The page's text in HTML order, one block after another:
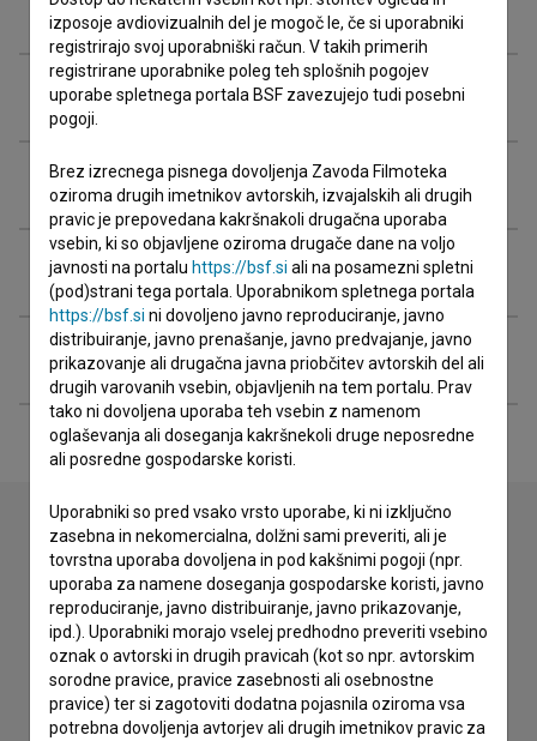
Ekipa
Organizacije
Nagrade in nominacije
Projekcije
Razširjeni podatki
Stik z uredništvom
Spoštovani, s pomočjo spodnjega obrazca lahko stopite v
stik z uredništvom Baze slovenskih filmov. Veseli bomo vaših
odzivov.
imam vprašanje
izposoje avdiovizualnih del je mogoč le, če si uporabniki
registrirajo svoj uporabniški račun. V takih primerih
registrirane uporabnike poleg teh splošnih pogojev
uporabe spletnega portala BSF zavezujejo tudi posebni
pogoji.
Brez izrecnega pisnega dovoljenja Zavoda Filmoteka
oziroma drugih imetnikov avtorskih, izvajalskih ali drugih
pravic je prepovedana kakršnakoli drugačna uporaba
vsebin, ki so objavljene oziroma drugače dane na voljo
javnosti na portalu https://bsf.si ali na posamezni spletni
(pod)strani tega portala. Uporabnikom spletnega portala
https://bsf.si ni dovoljeno javno reproduciranje, javno
distribuiranje, javno prenašanje, javno predvajanje, javno
prikazovanje ali drugačna javna priobčitev avtorskih del ali
drugih varovanih vsebin, objavljenih na tem portalu. Prav
tako ni dovoljena uporaba teh vsebin z namenom
oglaševanja ali doseganja kakršnekoli druge neposredne
ali posredne gospodarske koristi.
Uporabniki so pred vsako vrsto uporabe, ki ni izključno
zasebna in nekomercialna, dolžni sami preveriti, ali je
tovrstna uporaba dovoljena in pod kakšnimi pogoji (npr.
uporaba za namene doseganja gospodarske koristi, javno
reproduciranje, javno distribuiranje, javno prikazovanje,
ipd.). Uporabniki morajo vselej predhodno preveriti vsebino
oznak o avtorski in drugih pravicah (kot so npr. avtorskim
sorodne pravice, pravice zasebnosti ali osebnostne
pravice) ter si zagotoviti dodatna pojasnila oziroma vsa
potrebna dovoljenja avtorjev ali drugih imetnikov pravic za